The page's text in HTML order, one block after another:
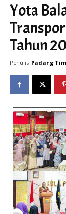
Yota
Tahun
Penulis Padang